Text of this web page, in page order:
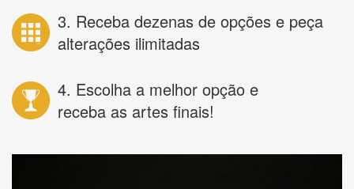
3. Receba dezenas de opções e peça
alterações ilimitadas
4. Escolha a melhor opção e
receba as artes finais!